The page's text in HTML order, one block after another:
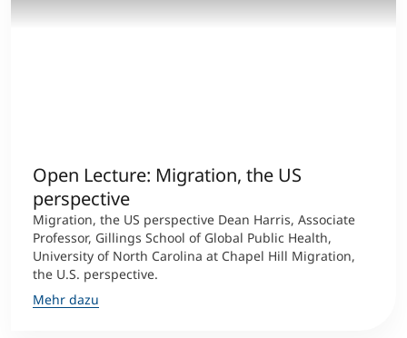
Open Lecture: Migration, the US
perspective
Migration, the US perspective Dean Harris, Associate
Professor, Gillings School of Global Public Health,
University of North Carolina at Chapel Hill Migration,
the U.S. perspective.
Mehr dazu